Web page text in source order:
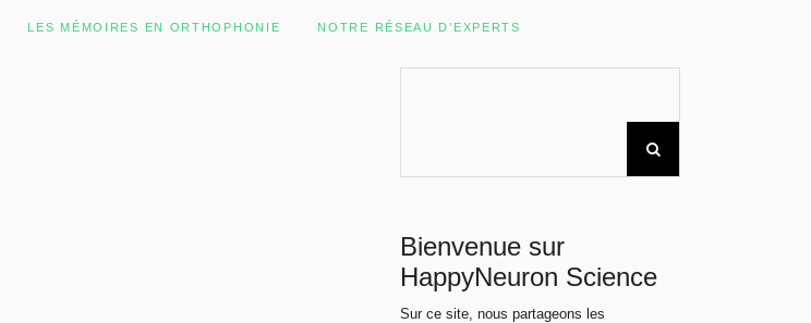
LES MÉMOIRES EN ORTHOPHONIE NOTRE RÉSEAU D’EXPERTS
Rechercher sur le site
Bienvenue sur
HappyNeuron Science
Sur ce site, nous partageons les